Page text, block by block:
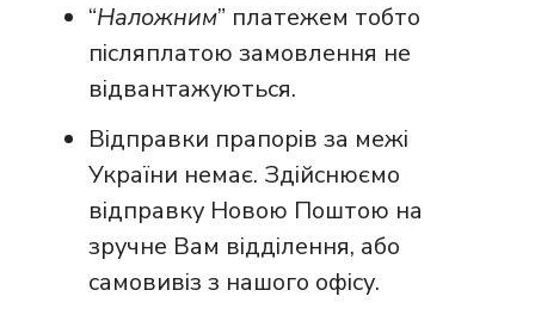
“Наложним” платежем тобто
післяплатою замовлення не
відвантажуються.
Відправки прапорів за межі
України немає. Здійснюємо
відправку Новою Поштою на
зручне Вам відділення, або
самовивіз з нашого офісу.